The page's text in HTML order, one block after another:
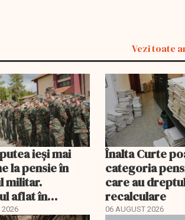
Vezi toate
ieși mai
la pensie în
militar.
aflat în
2026
Înalta Curte
categoria
care au
recalculare
06 AUGUST 2026